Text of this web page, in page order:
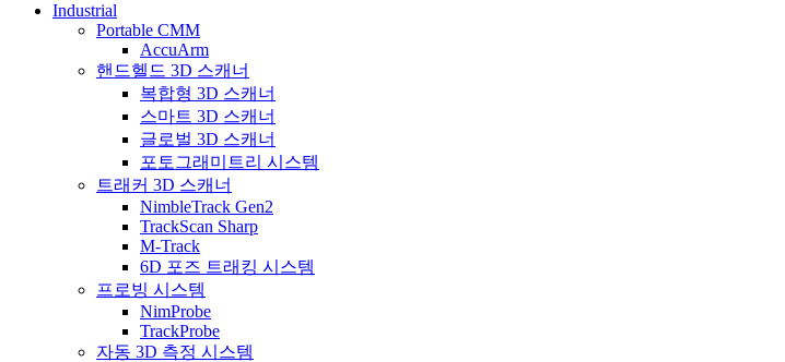
Industrial
Portable CMM
AccuArm
핸드헬드 3D 스캐너
복합형 3D 스캐너
스마트 3D 스캐너
글로벌 3D 스캐너
포토그래미트리 시스템
트래커 3D 스캐너
NimbleTrack Gen2
TrackScan Sharp
M-Track
6D 포즈 트래킹 시스템
프로빙 시스템
NimProbe
TrackProbe
자동 3D 측정 시스템